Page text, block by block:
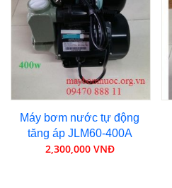
Máy bơm nước tự động
tăng áp JLM60-400A
2,300,000 VNĐ